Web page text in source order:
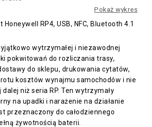
Pokaż wykres
RP4, USB, NFC, Bluetooth 4.1
wytrzymałej i niezawodnej
pokwitowań do rozliczania trasy,
do sklepu, drukowania cytatów,
kosztów wynajmu samochodów i nie
niż seria RP. Ten wytrzymały
na upadki i narażenie na działanie
przeznaczony do całodziennego
żywotnością baterii.